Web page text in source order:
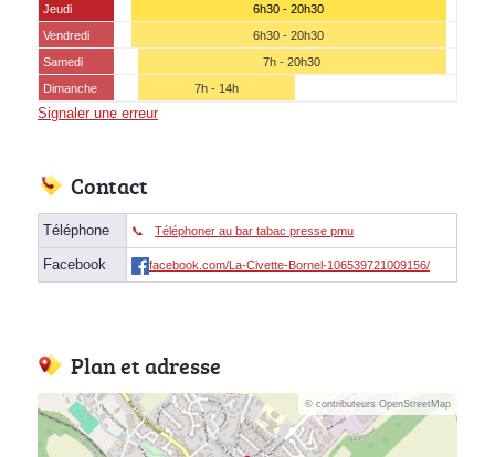
Jeudi
6h30 - 20h30
Vendredi
6h30 - 20h30
Samedi
7h - 20h30
Dimanche
7h - 14h
Signaler une erreur
Contact
Téléphone Téléphoner au bar tabac presse pmu
Facebook facebook.com/La-Civette-Bornel-106539721009156/
Plan et adresse
© contributeurs OpenStreetMap